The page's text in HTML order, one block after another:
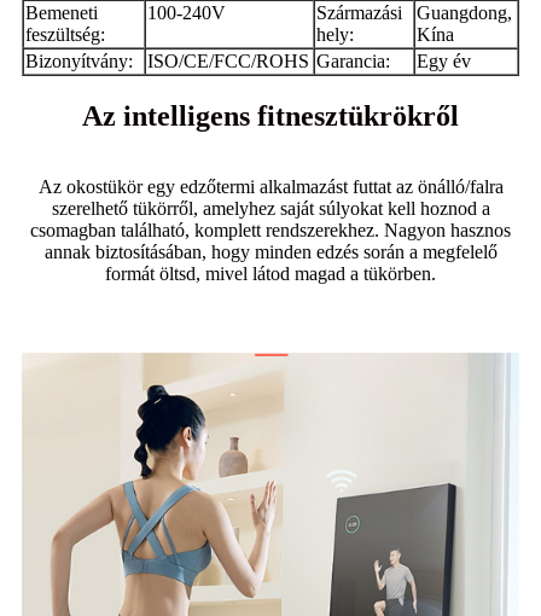
Bemeneti
feszültség:
100-240V
Származási
hely:
Guangdong,
Kína
Bizonyítvány:
ISO/CE/FCC/ROHS Garancia: Egy év
Az intelligens fitnesztükrökről
Az okostükör egy edzőtermi alkalmazást futtat az önálló/falra
szerelhető tükörről, amelyhez saját súlyokat kell hoznod a
csomagban található, komplett rendszerekhez. Nagyon hasznos
annak biztosításában, hogy minden edzés során a megfelelő
formát öltsd, mivel látod magad a tükörben.